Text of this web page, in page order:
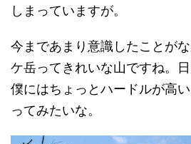
しまっていますが。
今まであまり意識したことが
ケ岳ってきれいな山ですね。
僕にはちょっとハードルが高
ってみたいな。